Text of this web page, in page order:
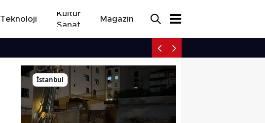
Teknoloji
Kültür
Sanat
Magazin
İstanbul